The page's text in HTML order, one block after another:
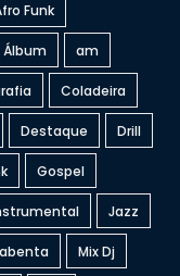
Funk
Álbum am
Coladeira
Destaque Drill
Gospel
Jazz
Mix Dj